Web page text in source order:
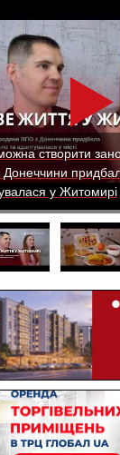
створити
у Житомирі